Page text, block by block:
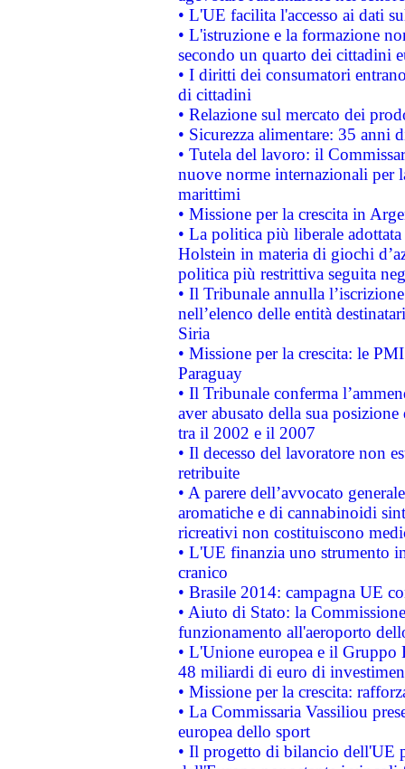
• L'UE facilita l'accesso ai dati
• L'istruzione e la formazione
secondo un quarto dei cittadini
• I diritti dei consumatori
di cittadini
• Relazione sul mercato dei
• Sicurezza alimentare: 35 anni
• Tutela del lavoro: il
nuove norme internazionali per
marittimi
• Missione per la crescita in
• La politica più liberale
Holstein in materia di giochi
politica più restrittiva seguita
• Il Tribunale annulla
nell’elenco delle entità
Siria
• Missione per la crescita: le
Paraguay
• Il Tribunale conferma
aver abusato della sua
tra il 2002 e il 2007
• Il decesso del lavoratore non
retribuite
• A parere dell’avvocato
aromatiche e di cannabinoidi
ricreativi non costituiscono
• L'UE finanzia uno strumento
cranico
• Brasile 2014: campagna UE
• Aiuto di Stato: la
funzionamento all'aeroporto
• L'Unione europea e il
48 miliardi di euro di
• Missione per la crescita:
• La Commissaria Vassiliou
europea dello sport
• Il progetto di bilancio dell'UE